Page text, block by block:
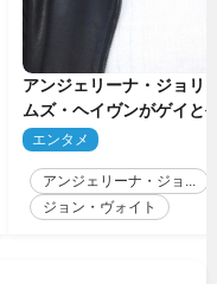
アンジェリーナ・ジョリ
ムズ・ヘイヴンがゲイ
生配信で明らかに
エンタメ
アンジェリーナ・ジョ...
ジョン・ヴォイト